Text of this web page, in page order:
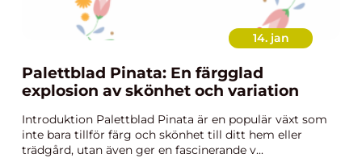
14. jan
Palettblad Pinata: En färgglad
explosion av skönhet och variation
Introduktion Palettblad Pinata är en populär växt som
inte bara tillför färg och skönhet till ditt hem eller
trädgård, utan även ger en fascinerande v...